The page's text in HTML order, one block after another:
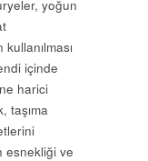
yoğun
içinde
harici
taşıma
esnekliği ve